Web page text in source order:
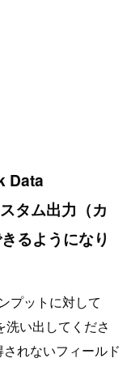
Data
タム出力（カ
るようになり
プットに対して
い出してくださ
れないフィールド